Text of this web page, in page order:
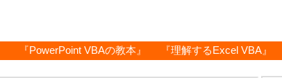
『PowerPoint VBAの教本』 『理解するExcel VBA』